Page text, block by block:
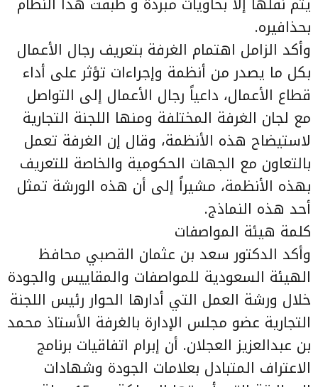
بحذافيره.
وأكد الزامل اهتمام الغرفة بتعريف رجال الأعمال
بكل ما يصدر من أنظمة وإجراءات تؤثر على أداء
قطاع الأعمال، داعياً رجال الأعمال إلى التواصل
مع لجان الغرفة المختلفة ومنها اللجنة التجارية
لاستيضاح هذه الأنظمة، وقال إن الغرفة تعمل
بالتعاون مع الجهات الحكومية والخاصة للتعريف
بهذه الأنظمة، مشيراً إلى أن هذه الورشة تمثل
أحد هذه النماذج.
كلمة هيئة المواصفات
وأكد الدكتور سعد بن عثمان القصبي محافظ
الهيئة السعودية للمواصفات والمقاييس والجودة
خلال ورشة العمل التي أدارها الحوار رئيس اللجنة
التجارية عضو مجلس الإدارة بالغرفة الأستاذ محمد
بن عبدالعزيز العجلان. أن إبرام اتفاقيات برنامج
الاعتراف المتبادل بعلامات الجودة وشهادات